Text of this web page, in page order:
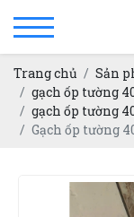
Trang chủ Sản
gạch ốp tường
gạch ốp tường
Gạch ốp tường